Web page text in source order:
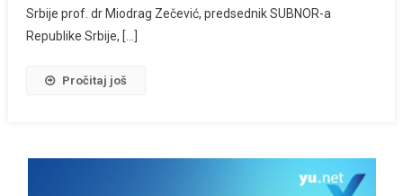
Srbije prof. dr Miodrag Zečević, predsednik SUBNOR-a
Republike Srbije, […]
Pročitaj još